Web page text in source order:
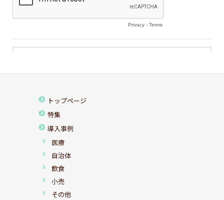
トップページ
特集
導入事例
医療
自治体
飲食
小売
その他